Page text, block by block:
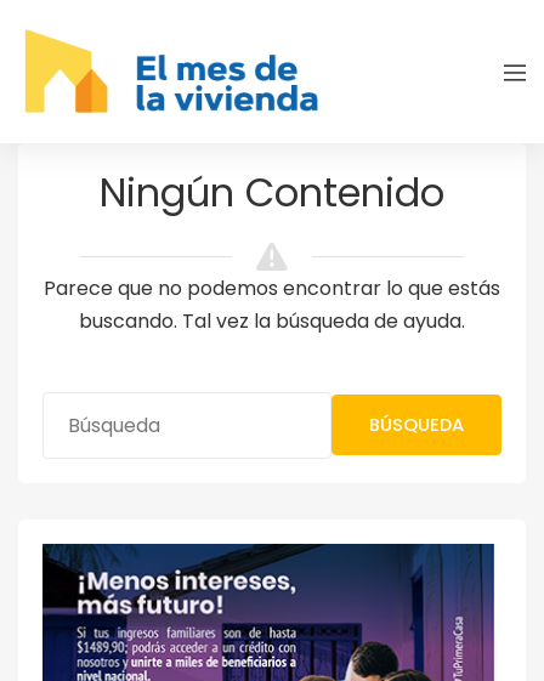
Ningún Contenido
Parece que no podemos encontrar lo que estás
buscando. Tal vez la búsqueda de ayuda.
BÚSQUEDA